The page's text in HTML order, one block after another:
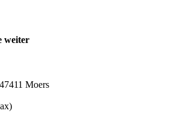
weiter
Moers